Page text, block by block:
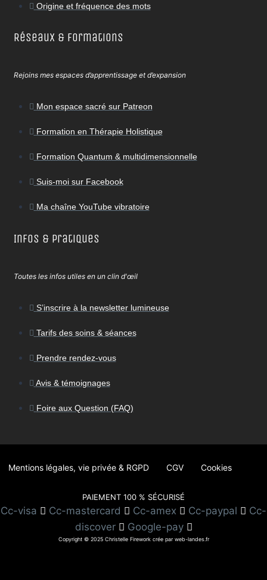
Origine et fréquence des mots
Réseaux & Formations
Rejoins mes espaces d’apprentissage et d’expansion
Mon espace sacré sur Patreon
Formation en Thérapie Holistique
Formation Quantum & multidimensionnelle
Suis-moi sur Facebook
Ma chaîne YouTube vibratoire
Infos & Pratiques
Toutes les infos utiles en un clin d'œil
S’inscrire à la newsletter lumineuse
Tarifs des soins & séances
Prendre rendez-vous
Avis & témoignages
Foire aux Question (FAQ)
Mentions légales, vie privée & RGPD CGV Cookies
PAIEMENT 100 % SÉCURISÉ
Cc-visa Cc-mastercard Cc-amex Cc-paypal
Cc-
discover
Google-pay
Copyright © 2025 Christelle Firework crée par web-landes.fr